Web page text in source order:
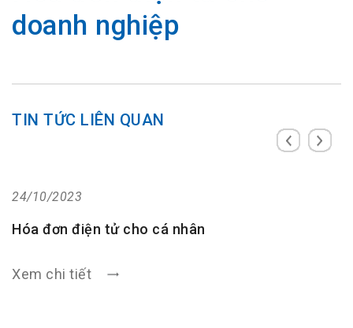
doanh nghiệp
TIN TỨC LIÊN QUAN
24/10/2023
Hóa đơn điện tử cho cá nhân
Xem chi tiết